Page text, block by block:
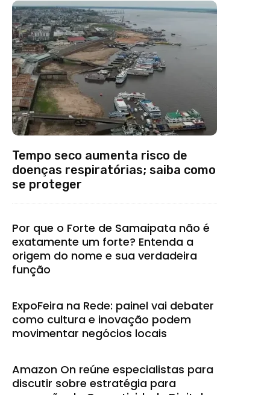
Tempo seco aumenta risco de
doenças respiratórias; saiba como
se proteger
Por que o Forte de Samaipata não é
exatamente um forte? Entenda a
origem do nome e sua verdadeira
função
ExpoFeira na Rede: painel vai debater
como cultura e inovação podem
movimentar negócios locais
Amazon On reúne especialistas para
discutir sobre estratégia para